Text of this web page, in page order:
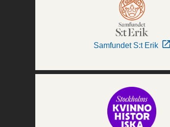
Samfundet S:t Erik